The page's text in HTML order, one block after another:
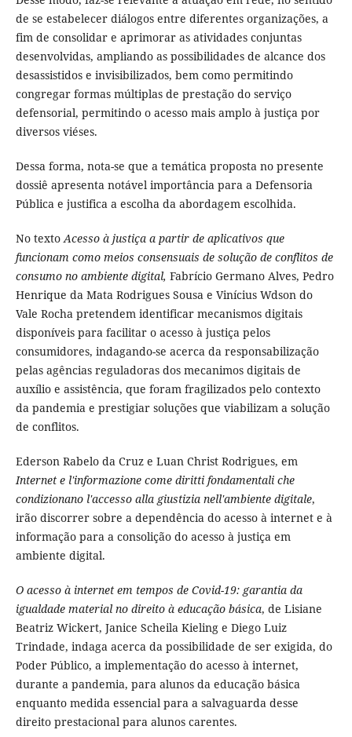
de se estabelecer diálogos entre diferentes organizações, a
fim de consolidar e aprimorar as atividades conjuntas
desenvolvidas, ampliando as possibilidades de alcance dos
desassistidos e invisibilizados, bem como permitindo
congregar formas múltiplas de prestação do serviço
defensorial, permitindo o acesso mais amplo à justiça por
diversos viéses.
Dessa forma, nota-se que a temática proposta no presente
dossiê apresenta notável importância para a Defensoria
Pública e justifica a escolha da abordagem escolhida.
No texto Acesso à justiça a partir de aplicativos que
funcionam como meios consensuais de solução de conflitos de
consumo no ambiente digital, Fabrício Germano Alves, Pedro
Henrique da Mata Rodrigues Sousa e Vinícius Wdson do
Vale Rocha pretendem identificar mecanismos digitais
disponíveis para facilitar o acesso à justiça pelos
consumidores, indagando-se acerca da responsabilização
pelas agências reguladoras dos mecanimos digitais de
auxílio e assistência, que foram fragilizados pelo contexto
da pandemia e prestigiar soluções que viabilizam a solução
de conflitos.
Ederson Rabelo da Cruz e Luan Christ Rodrigues, em
Internet e l'informazione come diritti fondamentali che
condizionano l'accesso alla giustizia nell'ambiente digitale,
irão discorrer sobre a dependência do acesso à internet e à
informação para a consolição do acesso à justiça em
ambiente digital.
O acesso à internet em tempos de Covid-19: garantia da
igualdade material no direito à educação básica, de Lisiane
Beatriz Wickert, Janice Scheila Kieling e Diego Luiz
Trindade, indaga acerca da possibilidade de ser exigida, do
Poder Público, a implementação do acesso à internet,
durante a pandemia, para alunos da educação básica
enquanto medida essencial para a salvaguarda desse
direito prestacional para alunos carentes.